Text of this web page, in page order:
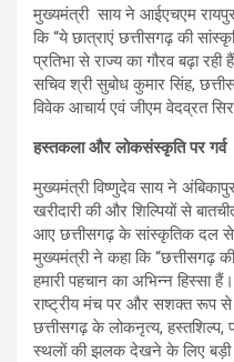
मुख्यमंत्री साय ने आईएचएम
कि “ये छात्राएं छत्तीसगढ़ की
प्रतिभा से राज्य का गौरव बढ़ा
सचिव श्री सुबोध कुमार सिंह,
विवेक आचार्य एवं जीएम वेदव्रत
हस्तकला और लोकसंस्कृति पर गर्व
मुख्यमंत्री विष्णुदेव साय ने
खरीदारी की और शिल्पियों से
आए छत्तीसगढ़ के सांस्कृतिक दल से
मुख्यमंत्री ने कहा कि “छत्तीसगढ़
हमारी पहचान का अभिन्न हिस्सा
राष्ट्रीय मंच पर और सशक्त रूप से
छत्तीसगढ़ के लोकनृत्य, हस्तशिल्प,
स्थलों की झलक देखने के लिए